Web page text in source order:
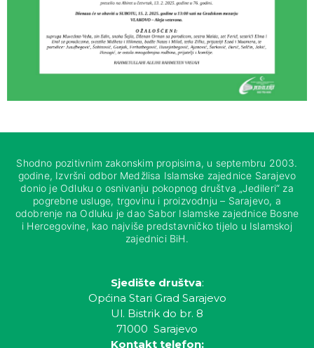
Shodno pozitivnim zakonskim propisima, u septembru 2003.
godine, Izvršni odbor Medžlisa Islamske zajednice Sarajevo
donio je Odluku o osnivanju pokopnog društva „Jedileri“ za
pogrebne usluge, trgovinu i proizvodnju – Sarajevo, a
odobrenje na Odluku je dao Sabor Islamske zajednice Bosne
i Hercegovine, kao najviše predstavničko tijelo u Islamskoj
zajednici BiH.
Sjedište društva:
Općina Stari Grad Sarajevo
Ul. Bistrik do br. 8
71000 Sarajevo
Kontakt telefon: